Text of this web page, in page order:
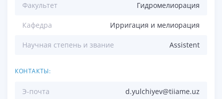
Факультет Гидромелиорация
Кафедра Ирригация и мелиорация
Научная степень и звание Аssistent
КОНТАКТЫ:
Э-почта d.yulchiyev@tiiame.uz